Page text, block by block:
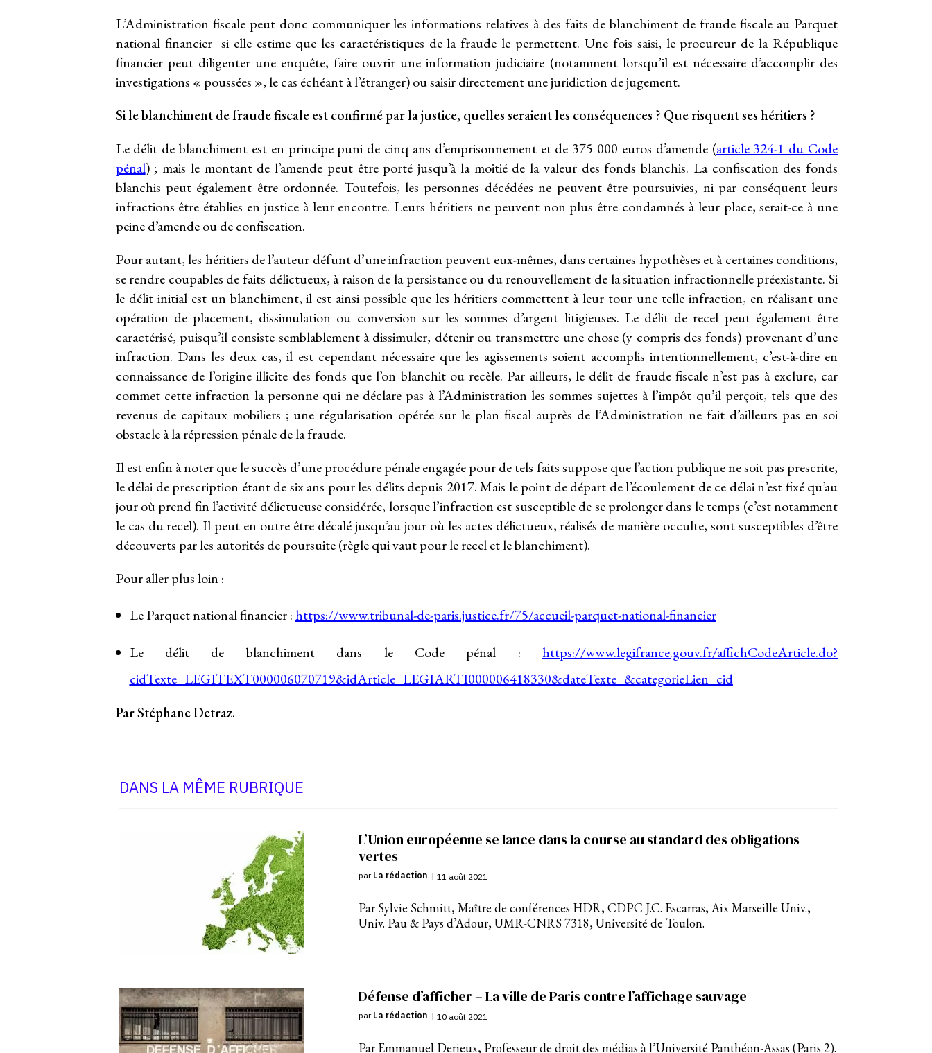
L’Administration fiscale peut donc communiquer les informations relatives à des faits de blanchiment de fraude fiscale au Parquet
national financier si elle estime que les caractéristiques de la fraude le permettent. Une fois saisi, le procureur de la République
financier peut diligenter une enquête, faire ouvrir une information judiciaire (notamment lorsqu’il est nécessaire d’accomplir des
investigations « poussées », le cas échéant à l’étranger) ou saisir directement une juridiction de jugement.
Si le blanchiment de fraude fiscale est confirmé par la justice, quelles seraient les conséquences ? Que risquent ses héritiers ?
Le délit de blanchiment est en principe puni de cinq ans d’emprisonnement et de 375 000 euros d’amende (article 324-1 du Code
pénal) ; mais le montant de l’amende peut être porté jusqu’à la moitié de la valeur des fonds blanchis. La confiscation des fonds
blanchis peut également être ordonnée. Toutefois, les personnes décédées ne peuvent être poursuivies, ni par conséquent leurs
infractions être établies en justice à leur encontre. Leurs héritiers ne peuvent non plus être condamnés à leur place, serait-ce à une
peine d’amende ou de confiscation.
Pour autant, les héritiers de l’auteur défunt d’une infraction peuvent eux-mêmes, dans certaines hypothèses et à certaines conditions,
se rendre coupables de faits délictueux, à raison de la persistance ou du renouvellement de la situation infractionnelle préexistante. Si
le délit initial est un blanchiment, il est ainsi possible que les héritiers commettent à leur tour une telle infraction, en réalisant une
opération de placement, dissimulation ou conversion sur les sommes d’argent litigieuses. Le délit de recel peut également être
caractérisé, puisqu’il consiste semblablement à dissimuler, détenir ou transmettre une chose (y compris des fonds) provenant d’une
infraction. Dans les deux cas, il est cependant nécessaire que les agissements soient accomplis intentionnellement, c’est-à-dire en
connaissance de l’origine illicite des fonds que l’on blanchit ou recèle. Par ailleurs, le délit de fraude fiscale n’est pas à exclure, car
commet cette infraction la personne qui ne déclare pas à l’Administration les sommes sujettes à l’impôt qu’il perçoit, tels que des
revenus de capitaux mobiliers ; une régularisation opérée sur le plan fiscal auprès de l’Administration ne fait d’ailleurs pas en soi
obstacle à la répression pénale de la fraude.
Il est enfin à noter que le succès d’une procédure pénale engagée pour de tels faits suppose que l’action publique ne soit pas prescrite,
le délai de prescription étant de six ans pour les délits depuis 2017. Mais le point de départ de l’écoulement de ce délai n’est fixé qu’au
jour où prend fin l’activité délictueuse considérée, lorsque l’infraction est susceptible de se prolonger dans le temps (c’est notamment
le cas du recel). Il peut en outre être décalé jusqu’au jour où les actes délictueux, réalisés de manière occulte, sont susceptibles d’être
découverts par les autorités de poursuite (règle qui vaut pour le recel et le blanchiment).
Pour aller plus loin :
Le Parquet national financier :https://www.tribunal-de-paris.justice.fr/75/accueil-parquet-national-financier
Le délit de blanchiment dans le Code pénal : https://www.legifrance.gouv.fr/affichCodeArticle.do?
cidTexte=LEGITEXT000006070719&idArticle=LEGIARTI000006418330&dateTexte=&categorieLien=cid
Par Stéphane Detraz.
DANS LA MÊME RUBRIQUE
L’Union européenne se lance dans la course au standard des obligations
vertes
par La rédaction | 11 août 2021
Par Sylvie Schmitt, Maître de conférences HDR, CDPC J.C. Escarras, Aix Marseille Univ.,
Univ. Pau & Pays d’Adour, UMR-CNRS 7318, Université de Toulon.
Défense d’afficher – La ville de Paris contre l’affichage sauvage
par La rédaction | 10 août 2021
Par Emmanuel Derieux, Professeur de droit des médias à l’Université Panthéon-Assas (Paris 2).